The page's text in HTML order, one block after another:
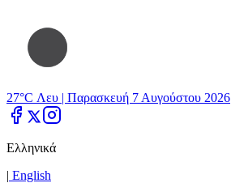
27°C Λευ | Παρασκευή 7 Αυγούστου 2026
Ελληνικά
| Εnglish